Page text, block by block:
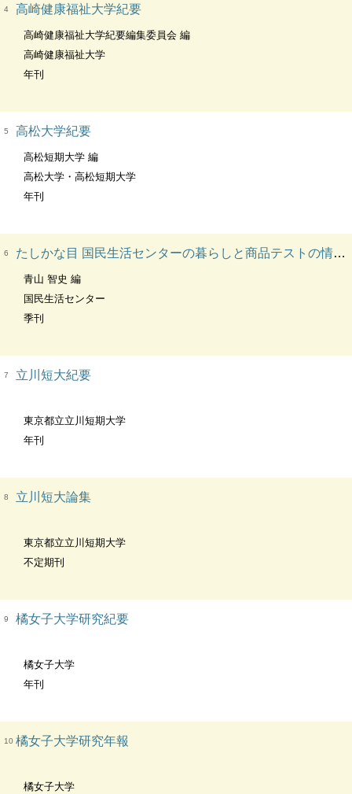
4 高崎健康福祉大学紀要
高崎健康福祉大学紀要編集委員会 編
高崎健康福祉大学
年刊
5 高松大学紀要
高松短期大学 編
高松大学・高松短期大学
年刊
6 たしかな目 国民生活センターの暮らしと商品テストの情報誌
青山 智史 編
国民生活センター
季刊
7 立川短大紀要
東京都立立川短期大学
年刊
8 立川短大論集
東京都立立川短期大学
不定期刊
9 橘女子大学研究紀要
橘女子大学
年刊
10 橘女子大学研究年報
橘女子大学